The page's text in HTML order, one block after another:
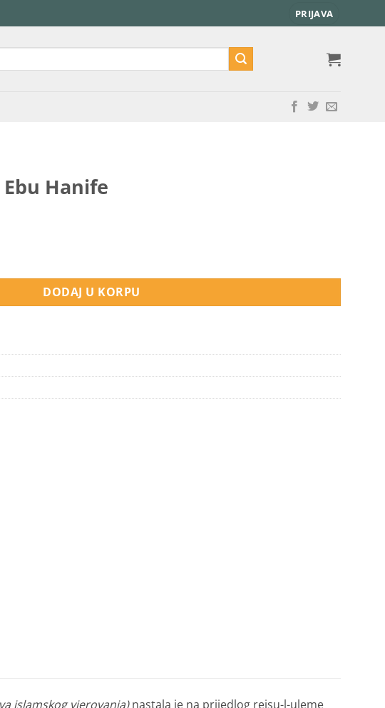
PRIJAVA
Hanife
DODAJ U KORPU
islamskog vjerovanja)nastala je na prijedlog reisu-l-uleme